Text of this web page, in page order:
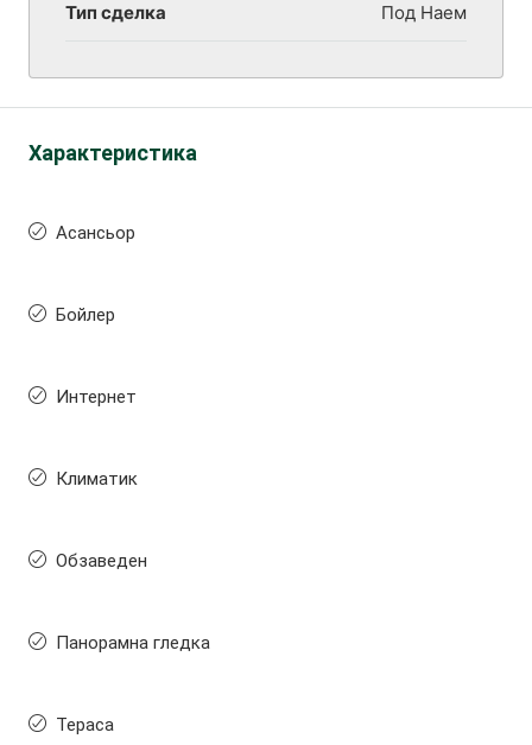
Тип сделка Под Наем
Характеристика
Асансьор
Бойлер
Интернет
Климатик
Обзаведен
Панорамна гледка
Тераса